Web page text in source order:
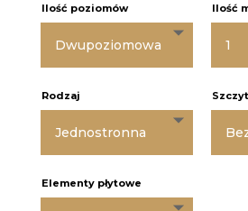
Ilość poziomów Ilość
Rodzaj
Elementy płytowe